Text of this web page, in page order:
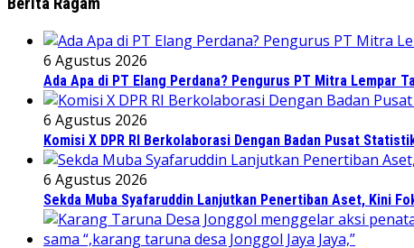
Berita Ragam
6 Agustus 2026
Ada Apa di PT Elang Perdana? Pengurus PT Mitra Lempar
6 Agustus 2026
Komisi X DPR RI Berkolaborasi Dengan Badan Pusat
6 Agustus 2026
Sekda Muba Syafaruddin Lanjutkan Penertiban Aset, Kini